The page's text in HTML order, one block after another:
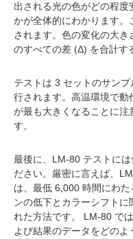
出される光の色がどの程
かが全体的にわかります。
されます。色の変化の大
のすべての差 (Δ) を合計す
テストは 3 セットのサン
行されます。高温環境で
が最も大きくなることに
す。
最後に、LM-80 テストに
ださい。厳密に言えば、
は、最低 6,000 時間にわ
ンの低下とカラーシフト
れた方法です。 LM-80 で
よび結果のデータをどのよ